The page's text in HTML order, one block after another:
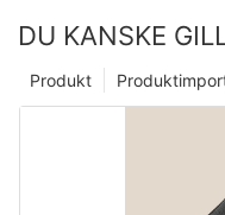
DU KANSKE
Produkt